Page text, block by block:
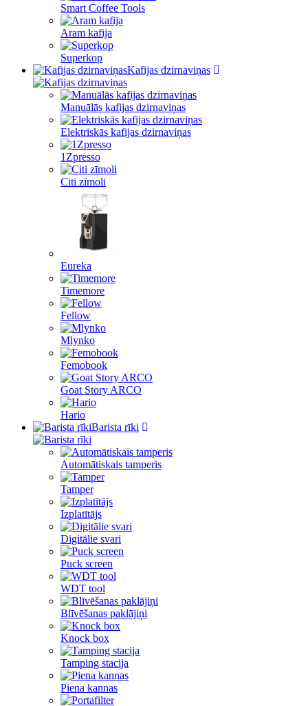
Smart Coffee Tools
Aram kafija
Superkop
Kafijas dzirnaviņas
Manuālās kafijas dzirnaviņas
Elektriskās kafijas dzirnaviņas
1Zpresso
Citi zīmoli
Eureka
Timemore
Fellow
Mlynko
Femobook
Goat Story ARCO
Hario
Barista rīki
Automātiskais tamperis
Tamper
Izplatītājs
Digitālie svari
Puck screen
WDT tool
Blīvēšanas paklājiņi
Knock box
Tamping stacija
Piena kannas